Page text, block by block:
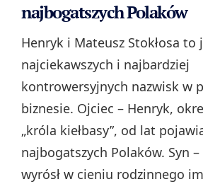
najbogatszych Polaków
Henryk i Mateusz Stokłosa to
najciekawszych i najbardziej
kontrowersyjnych nazwisk w
biznesie. Ojciec – Henryk,
„króla kiełbasy”, od lat
najbogatszych Polaków. Syn
wyrósł w cieniu rodzinnego